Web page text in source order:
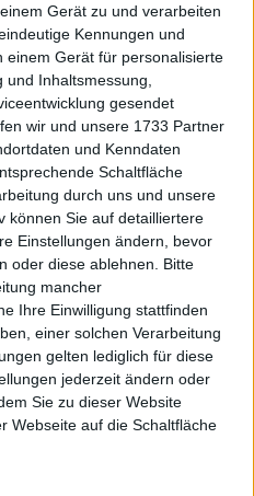
Gerät zu und verarbeiten
Kennungen und
einem Gerät für personalisierte
Inhaltsmessung,
gesendet
wir und unsere 1733 Partner
und Kenndaten
Schaltfläche
durch uns und unsere
können Sie auf detailliertere
Einstellungen ändern, bevor
oder diese ablehnen.
Bitte
mancher
Ihre Einwilligung stattfinden
einer solchen Verarbeitung
gelten lediglich für diese
jederzeit ändern oder
Sie zu dieser Website
Webseite auf die Schaltfläche
Zeiten, der auf beiden
Linien auf und ab rannte.
sind ein weiterer
diesem ersten Satz